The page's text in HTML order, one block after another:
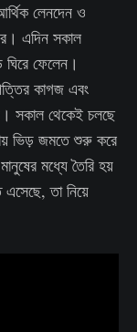
লেনদেন ও
এদিন সকাল
ফেলেন।
কাগজ এবং
সকাল থেকেই চলছে
ভিড় জমতে শুরু করে
মধ্যে তৈরি হয়
তা নিয়ে